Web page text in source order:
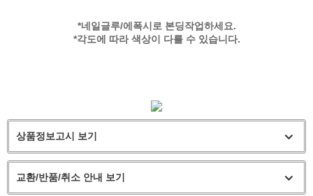
*네일글루/에폭시로 본딩작업하세요.
*각도에 따라 색상이 다를 수 있습니다.
상품정보고시 보기
교환/반품/취소 안내 보기